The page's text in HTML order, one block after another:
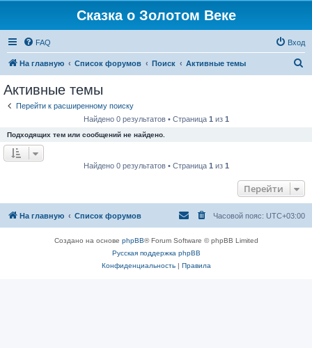
Сказка о Золотом Веке
FAQ Вход
На главную Список форумов Поиск Активные темы
Активные темы
Перейти к расширенному поиску
Найдено 0 результатов • Страница 1 из 1
Подходящих тем или сообщений не найдено.
Найдено 0 результатов • Страница 1 из 1
Перейти
На главную Список форумов Часовой пояс: UTC+03:00
Создано на основе phpBB® Forum Software © phpBB Limited
Русская поддержка phpBB
Конфиденциальность| Правила